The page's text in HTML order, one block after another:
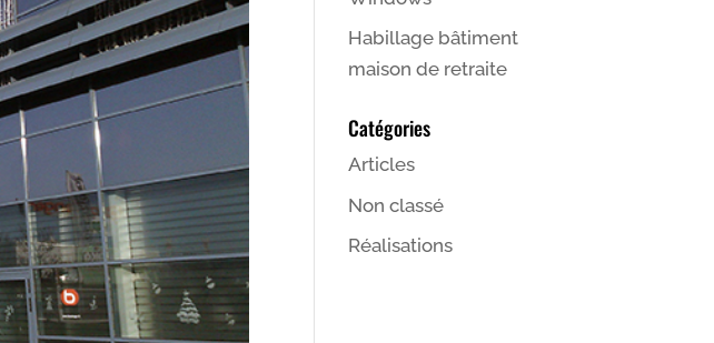
Habillage bâtiment
maison de retraite
Catégories
Articles
Non classé
Réalisations